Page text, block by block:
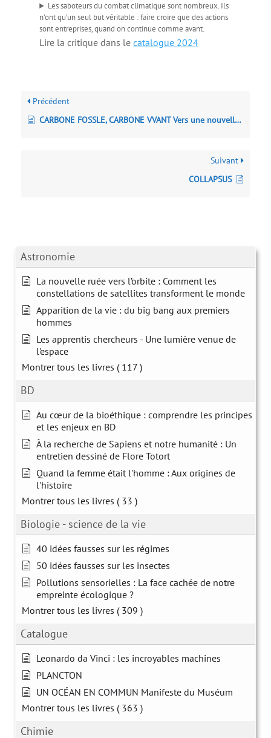
Astronomie
La nouvelle ruée vers l’orbite : Comment les
constellations de satellites transforment le monde
Apparition de la vie : du big bang aux premiers
hommes
Les apprentis chercheurs - Une lumière venue de
l'espace
Montrer tous les livres ( 117 )
BD
Au cœur de la bioéthique : comprendre les principes
et les enjeux en BD
À la recherche de Sapiens et notre humanité : Un
entretien dessiné de Flore Totort
Quand la femme était l'homme : Aux origines de
l'histoire
Montrer tous les livres ( 33 )
Biologie - science de la vie
40 idées fausses sur les régimes
50 idées fausses sur les insectes
Pollutions sensorielles : La face cachée de notre
empreinte écologique ?
Montrer tous les livres ( 309 )
Catalogue
Leonardo da Vinci : les incroyables machines
PLANCTON
UN OCÉAN EN COMMUN Manifeste du Muséum
Montrer tous les livres ( 363 )
Chimie
Les saboteurs du combat climatique sont nombreux. Ils
n’ont qu’un seul but véritable : faire croire que des actions
sont entreprises, quand on continue comme avant.
Lire la critique dans lecatalogue 2024
Précédent
CARBONE FOSSLE, CARBONE VVANT Vers une nouvelle économie du climat
Suivant
COLLAPSUS